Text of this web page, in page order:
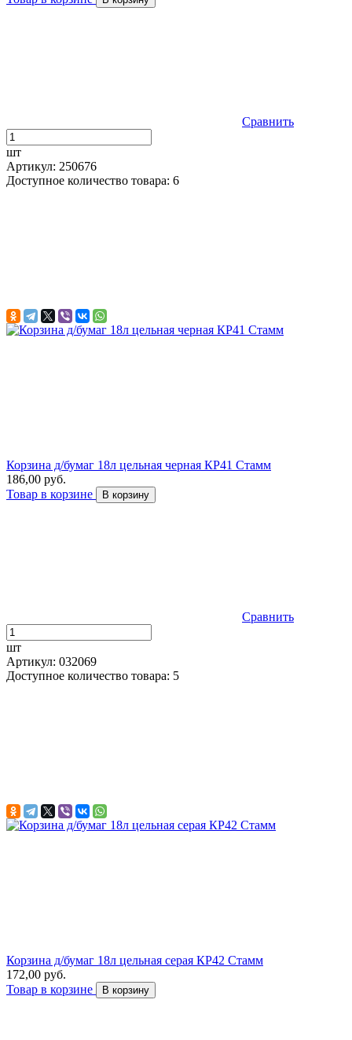
Сравнить
шт
Артикул: 250676
Доступное количество товара: 6
Корзина д/бумаг 18л цельная черная КР41 Стамм
186,00 руб.
Товар в корзине
В корзину
Сравнить
шт
Артикул: 032069
Доступное количество товара: 5
Корзина д/бумаг 18л цельная серая КР42 Стамм
172,00 руб.
Товар в корзине
В корзину